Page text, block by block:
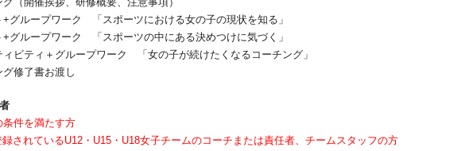
+グループワーク 「スポーツにおける女の子の現状を知る」
+グループワーク 「スポーツの中にある決めつけに気づく」
ィビティ＋グループワーク 「女の子が続けたくなるコーチング」
グ修了書お渡し
条件を満たす方
録されているU12・U15・U18女子チームのコーチまたは責任者、チームスタッフの方